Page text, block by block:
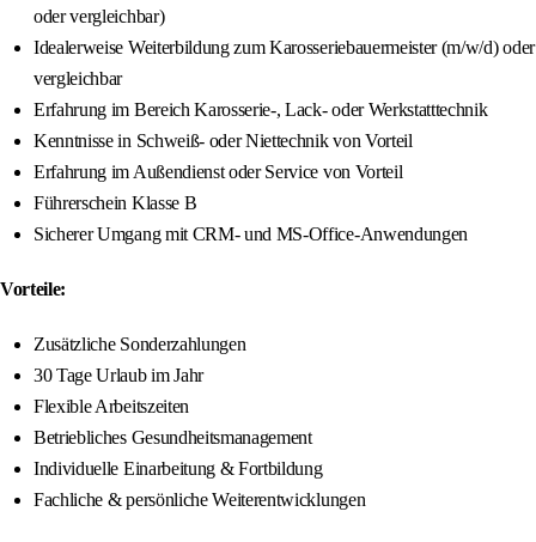
oder vergleichbar)
Idealerweise Weiterbildung zum Karosseriebauermeister (m/w/d) oder
vergleichbar
Erfahrung im Bereich Karosserie-, Lack- oder Werkstatttechnik
Kenntnisse in Schweiß- oder Niettechnik von Vorteil
Erfahrung im Außendienst oder Service von Vorteil
Führerschein Klasse B
Sicherer Umgang mit CRM- und MS-Office-Anwendungen
Vorteile:
Zusätzliche Sonderzahlungen
30 Tage Urlaub im Jahr
Flexible Arbeitszeiten
Betriebliches Gesundheitsmanagement
Individuelle Einarbeitung & Fortbildung
Fachliche & persönliche Weiterentwicklungen